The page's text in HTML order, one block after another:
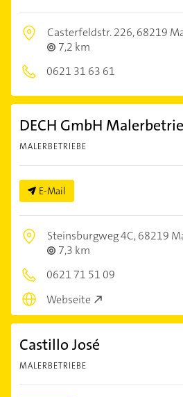
Casterfeldstr. 226,68219
7,2 km
0621 31 63 61
DECH GmbH
MALERBETRIEBE
E-Mail
Steinsburgweg 4C,68219
7,3 km
0621 71 51 09
Webseite
Castillo José
MALERBETRIEBE